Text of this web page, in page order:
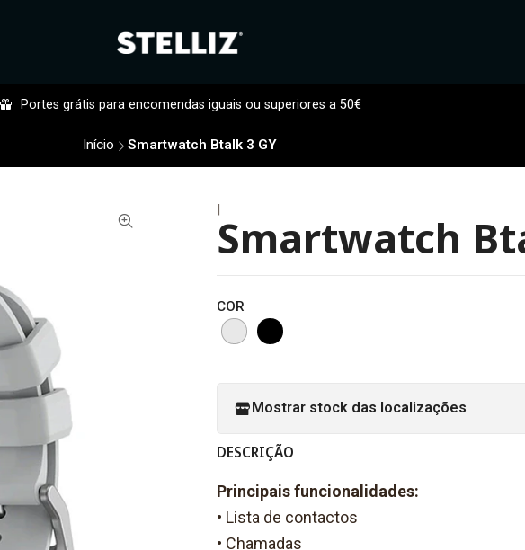
Portes grátis para encomendas iguais ou superiores a 50€
Início Smartwatch Btalk 3 GY
|
Smartwatch
COR
Mostrar stock das localizações
DESCRIÇÃO
Principais funcionalidades:
• Lista de contactos
• Chamadas